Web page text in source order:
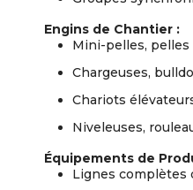
Engins de Chantier :
Mini-pelles, pelles
Chargeuses,
Chariots
Niveleuses,
Équipements de
Lignes complètes